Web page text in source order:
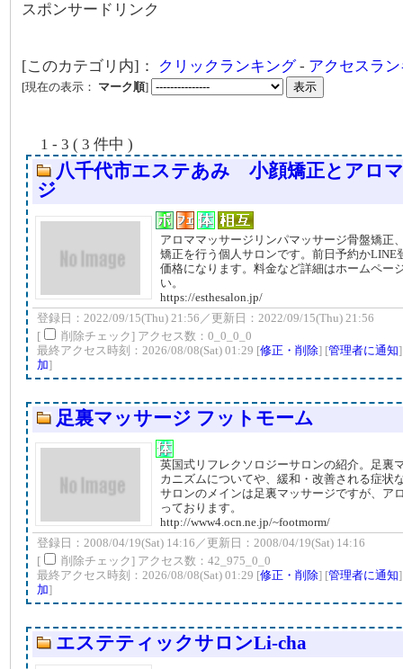
スポンサードリンク
[このカテゴリ内]： クリックランキング- アクセスラ
[現在の表示： マーク順]
1 - 3 ( 3 件中 )
八千代市エステあみ 小顔矯正とアロ
ジ
アロママッサージリンパマッサージ骨盤矯正
矯正を行う個人サロンです。前日予約かLINE
価格になります。料金など詳細はホームペー
い。
https://esthesalon.jp/
登録日：2022/09/15(Thu) 21:56／更新日：2022/09/15(Thu) 21:56
[
削除チェック] アクセス数：0_0_0_0
最終アクセス時刻：2026/08/08(Sat) 01:29 [修正・削除] [管理者に通知
加]
足裏マッサージ フットモーム
英国式リフレクソロジーサロンの紹介。足裏
カニズムについてや、緩和・改善される症状
サロンのメインは足裏マッサージですが、ア
っております。
http://www4.ocn.ne.jp/~footmorm/
登録日：2008/04/19(Sat) 14:16／更新日：2008/04/19(Sat) 14:16
[
削除チェック] アクセス数：42_975_0_0
最終アクセス時刻：2026/08/08(Sat) 01:29 [修正・削除] [管理者に通知
加]
エステティックサロンLi-cha